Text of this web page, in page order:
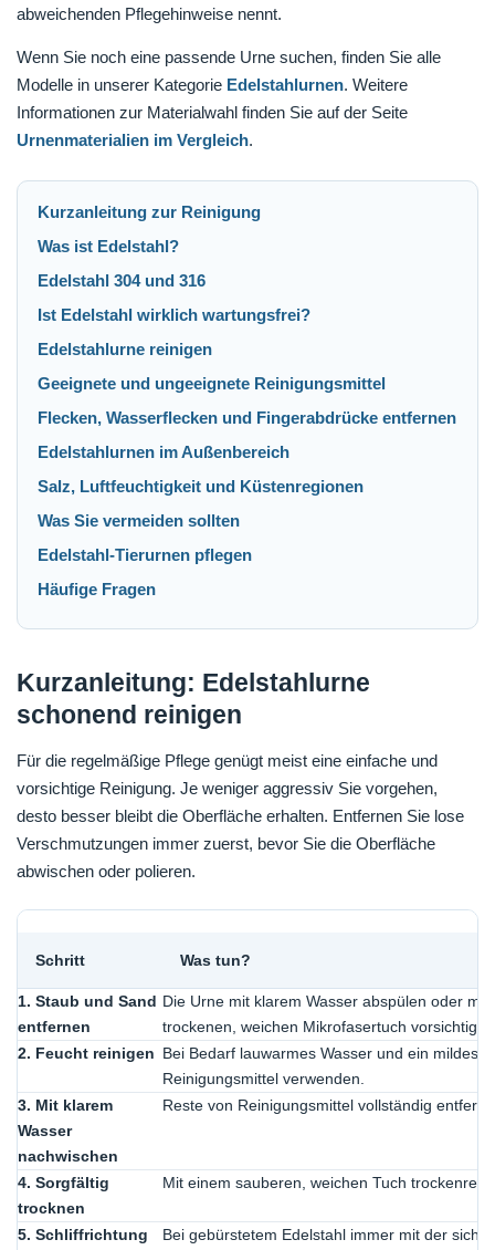
abweichenden Pflegehinweise nennt.
Wenn Sie noch eine passende Urne suchen, finden Sie alle
Modelle in unserer Kategorie Edelstahlurnen. Weitere
Informationen zur Materialwahl finden Sie auf der Seite
Urnenmaterialien im Vergleich.
Kurzanleitung zur Reinigung
Was ist Edelstahl?
Edelstahl 304 und 316
Ist Edelstahl wirklich wartungsfrei?
Edelstahlurne reinigen
Geeignete und ungeeignete Reinigungsmittel
Flecken, Wasserflecken und Fingerabdrücke entfernen
Edelstahlurnen im Außenbereich
Salz, Luftfeuchtigkeit und Küstenregionen
Was Sie vermeiden sollten
Edelstahl-Tierurnen pflegen
Häufige Fragen
Kurzanleitung: Edelstahlurne
schonend reinigen
Für die regelmäßige Pflege genügt meist eine einfache und
vorsichtige Reinigung. Je weniger aggressiv Sie vorgehen,
desto besser bleibt die Oberfläche erhalten. Entfernen Sie lose
Verschmutzungen immer zuerst, bevor Sie die Oberfläche
abwischen oder polieren.
Schritt Was tun?
1. Staub und Sand
entfernen
Die Urne mit klarem Wasser abspülen oder mit
trockenen, weichen Mikrofasertuch vorsichtig
2. Feucht reinigen Bei Bedarf lauwarmes Wasser und ein mildes,
Reinigungsmittel verwenden.
3. Mit klarem
Wasser
nachwischen
Reste von Reinigungsmittel vollständig
4. Sorgfältig
trocknen
Mit einem sauberen, weichen Tuch
5. Schliffrichtung
Bei gebürstetem Edelstahl immer mit der